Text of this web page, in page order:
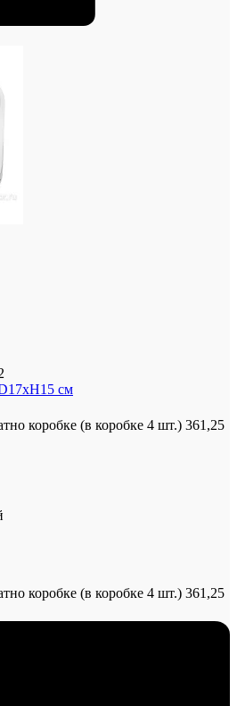
см
коробке (в коробке 4 шт.) 361,25
коробке (в коробке 4 шт.) 361,25